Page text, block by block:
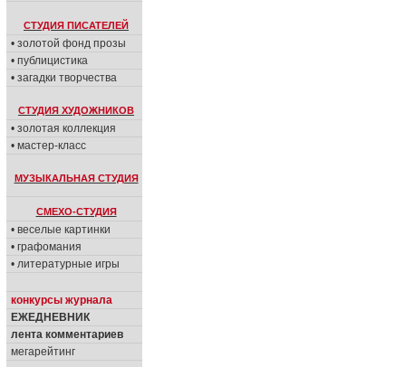
СТУДИЯ ПИСАТЕЛЕЙ
• золотой фонд прозы
• публицистика
• загадки творчества
СТУДИЯ ХУДОЖНИКОВ
• золотая коллекция
• мастер-класс
МУЗЫКАЛЬНАЯ СТУДИЯ
СМЕХО-СТУДИЯ
• веселые картинки
• графомания
• литературные игры
конкурсы журнала
ЕЖЕДНЕВНИК
лента комментариев
мегарейтинг